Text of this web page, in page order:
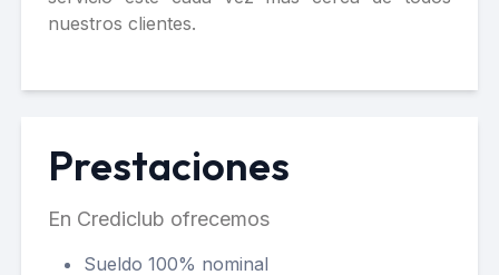
nuestros clientes.
Prestaciones
En Crediclub ofrecemos
Sueldo 100% nominal